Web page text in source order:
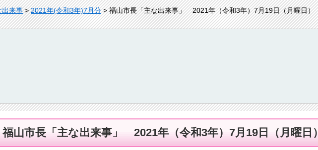
出来事>2021年(令和3年)7月分> 福山市長「主な出来事」 2021年（令和3年）7月19日（月曜日）
福山市長「主な出来事」 2021年（令和3年）7月19日（月曜日）